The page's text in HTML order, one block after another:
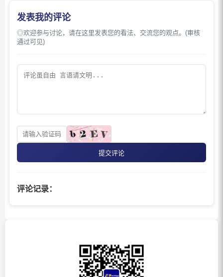
发表我的评论
◎欢迎参与讨论，请在这里发表您的看法、交流您的观点。(审核
通过可见)
提交评论
评论记录：